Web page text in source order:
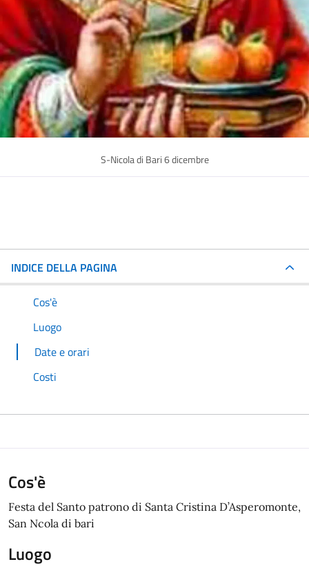
S-Nicola di Bari 6 dicembre
INDICE DELLA PAGINA
Cos'è
Luogo
Date e orari
Costi
Cos'è
Festa del Santo patrono di Santa Cristina D’Asperomonte,
San Ncola di bari
Luogo